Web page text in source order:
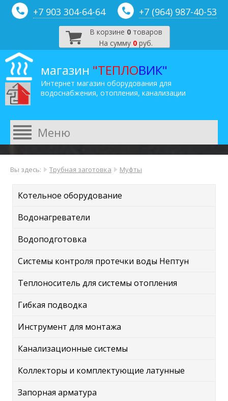
+7 903 304-64-64 +7 (964) 987-40-53
В корзине 0товаров
На сумму 0 руб.
магазин "ТЕПЛОВИК"
Интернет магазин оборудования для
водоснабжения, отопления, канализации
Вы здесь: Трубная заготовка Муфты
Котельное оборудование
Водонагреватели
Водоподготовка
Системы контроля протечки воды Нептун
Теплоноситель для системы отопления
Гибкая подводка
Инструмент для монтажа
Канализационные системы
Коллекторы и комплектующие латунные
Запорная арматура